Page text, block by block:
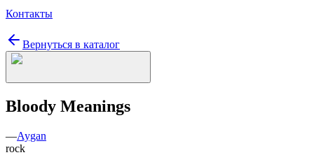
Контакты
Вернуться в каталог
Bloody Meanings
—Aygan
rock